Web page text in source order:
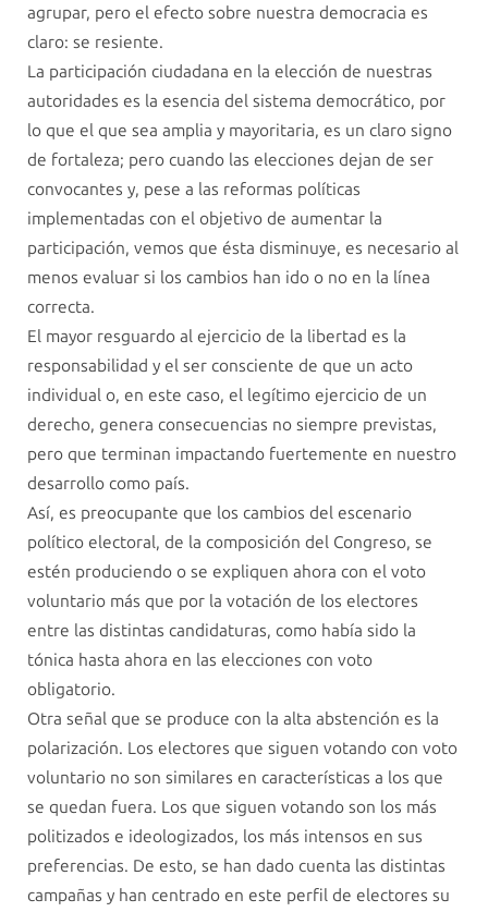
agrupar, pero el efecto sobre nuestra democracia es
claro: se resiente.
La participación ciudadana en la elección de nuestras
autoridades es la esencia del sistema democrático, por
lo que el que sea amplia y mayoritaria, es un claro signo
de fortaleza; pero cuando las elecciones dejan de ser
convocantes y, pese a las reformas políticas
implementadas con el objetivo de aumentar la
participación, vemos que ésta disminuye, es necesario al
menos evaluar si los cambios han ido o no en la línea
correcta.
El mayor resguardo al ejercicio de la libertad es la
responsabilidad y el ser consciente de que un acto
individual o, en este caso, el legítimo ejercicio de un
derecho, genera consecuencias no siempre previstas,
pero que terminan impactando fuertemente en nuestro
desarrollo como país.
Así, es preocupante que los cambios del escenario
político electoral, de la composición del Congreso, se
estén produciendo o se expliquen ahora con el voto
voluntario más que por la votación de los electores
entre las distintas candidaturas, como había sido la
tónica hasta ahora en las elecciones con voto
obligatorio.
Otra señal que se produce con la alta abstención es la
polarización. Los electores que siguen votando con voto
voluntario no son similares en características a los que
se quedan fuera. Los que siguen votando son los más
politizados e ideologizados, los más intensos en sus
preferencias. De esto, se han dado cuenta las distintas
campañas y han centrado en este perfil de electores su